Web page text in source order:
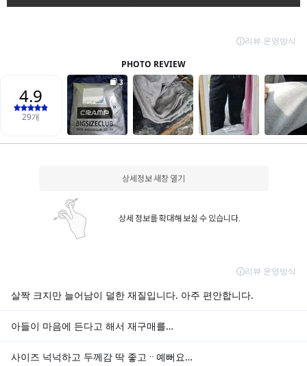
상세정보 새창 열기
상세 정보를 확대해 보실 수 있습니다.